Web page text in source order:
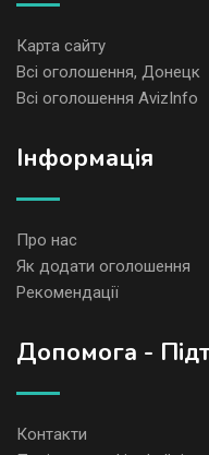
Карта сайту
Всі оголошення, Донецк
Всі оголошення AvizInfo
Iнформація
Про нас
Як додати оголошення
Рекомендації
Допомога -
Контакти